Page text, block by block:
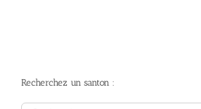
Recherchez un santon :